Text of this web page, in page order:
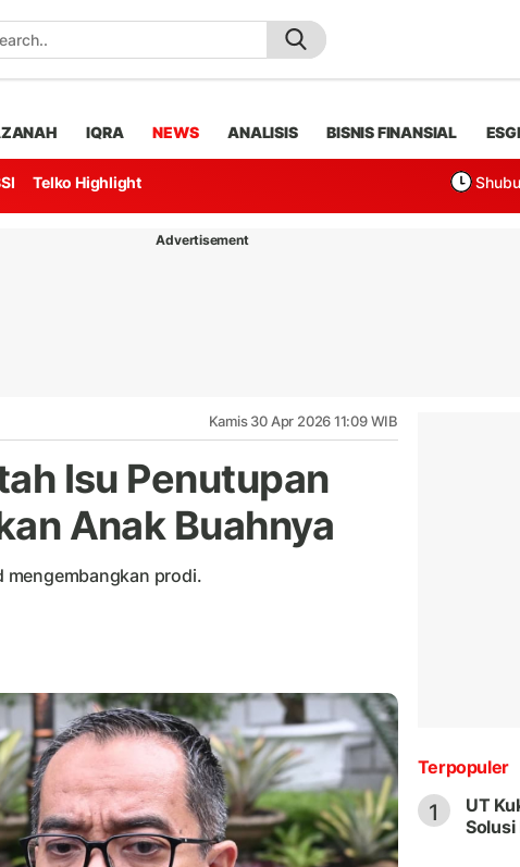
IQRA NEWS ANALISIS BISNIS FINANSIAL
Telko Highlight
Advertisement
Kamis 30 Apr 2026 11:09 WIB
Isu Penutupan
Anak Buahnya
mengembangkan prodi.
Terpopuler
1
UT
Solusi